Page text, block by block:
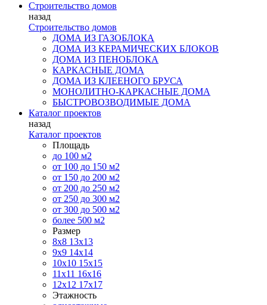
Строительство домов
назад
Строительство домов
ДОМА ИЗ ГАЗОБЛОКА
ДОМА ИЗ КЕРАМИЧЕСКИХ БЛОКОВ
ДОМА ИЗ ПЕНОБЛОКА
КАРКАСНЫЕ ДОМА
ДОМА ИЗ КЛЕЕНОГО БРУСА
МОНОЛИТНО-КАРКАСНЫЕ ДОМА
БЫСТРОВОЗВОДИМЫЕ ДОМА
Каталог проектов
назад
Каталог проектов
Площадь
до 100 м2
от 100 до 150 м2
от 150 до 200 м2
от 200 до 250 м2
от 250 до 300 м2
от 300 до 500 м2
более 500 м2
Размер
8х8 13х13
9х9 14х14
10х10 15х15
11x11 16х16
12х12 17х17
Этажность